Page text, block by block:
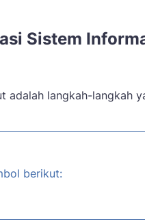
Sistem
adalah langkah-langkah
berikut: